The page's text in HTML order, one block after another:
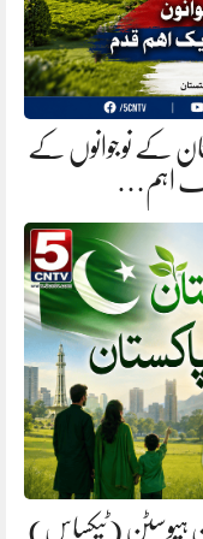
کے نوجوانوں کے
اہم…
ہیوسٹن (ٹیکساس)